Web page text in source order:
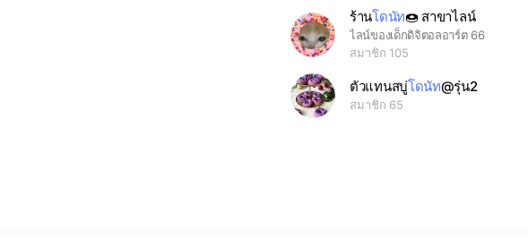
ร้านโดนัท🍩 สาขาไลน์
ไลน์ของเด็กดิจิตอลอาร์ต 66
สมาชิก 105
ตัวแทนสบู่โดนัท@รุ่น2
สมาชิก 65